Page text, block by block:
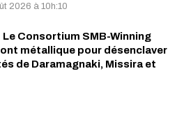
2026 à 10h:10
Le Consortium SMB-Winning
métallique pour désenclaver
de Daramagnaki, Missira et